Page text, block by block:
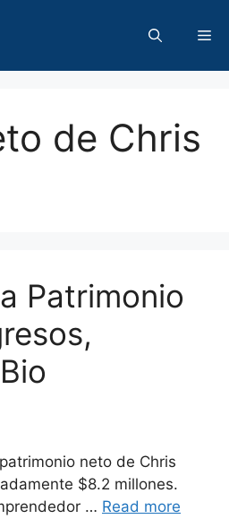
de Chris
Patrimonio
neto de Chris
$8.2 millones.
… Read more